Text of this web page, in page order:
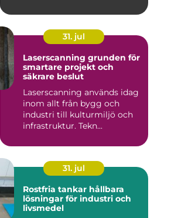
31. jul
Laserscanning grunden för
smartare projekt och
säkrare beslut
Laserscanning används idag
inom allt från bygg och
industri till kulturmiljö och
infrastruktur. Tekn...
31. jul
Rostfria tankar hållbara
lösningar för industri och
livsmedel